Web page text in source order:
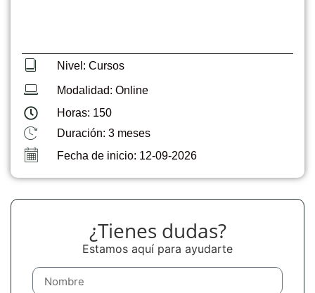
Nivel: Cursos
Modalidad: Online
Horas: 150
Duración: 3 meses
Fecha de inicio: 12-09-2026
¿Tienes dudas?
Estamos aquí para ayudarte